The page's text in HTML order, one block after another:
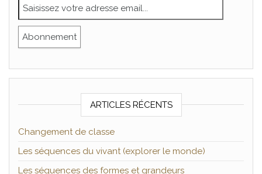
ARTICLES RÉCENTS
Changement de classe
Les séquences du vivant (explorer le monde)
Les séquences des formes et grandeurs